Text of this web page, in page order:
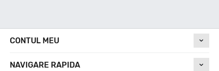
CONTUL MEU
NAVIGARE RAPIDA